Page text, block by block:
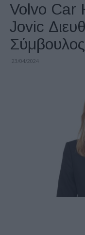
Volvo Car
Jovic
Σύμβουλος
23/04/2024